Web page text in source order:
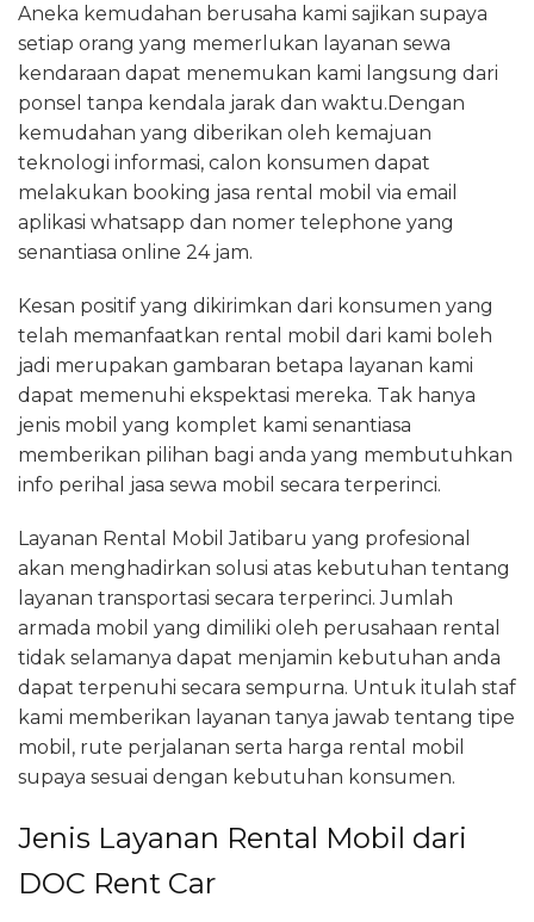
Aneka kemudahan berusaha kami sajikan supaya
setiap orang yang memerlukan layanan sewa
kendaraan dapat menemukan kami langsung dari
ponsel tanpa kendala jarak dan waktu.Dengan
kemudahan yang diberikan oleh kemajuan
teknologi informasi, calon konsumen dapat
melakukan booking jasa rental mobil via email
aplikasi whatsapp dan nomer telephone yang
senantiasa online 24 jam.
Kesan positif yang dikirimkan dari konsumen yang
telah memanfaatkan rental mobil dari kami boleh
jadi merupakan gambaran betapa layanan kami
dapat memenuhi ekspektasi mereka. Tak hanya
jenis mobil yang komplet kami senantiasa
memberikan pilihan bagi anda yang membutuhkan
info perihal jasa sewa mobil secara terperinci.
Layanan Rental Mobil Jatibaru yang profesional
akan menghadirkan solusi atas kebutuhan tentang
layanan transportasi secara terperinci. Jumlah
armada mobil yang dimiliki oleh perusahaan rental
tidak selamanya dapat menjamin kebutuhan anda
dapat terpenuhi secara sempurna. Untuk itulah staf
kami memberikan layanan tanya jawab tentang tipe
mobil, rute perjalanan serta harga rental mobil
supaya sesuai dengan kebutuhan konsumen.
Jenis Layanan Rental Mobil dari
DOC Rent Car